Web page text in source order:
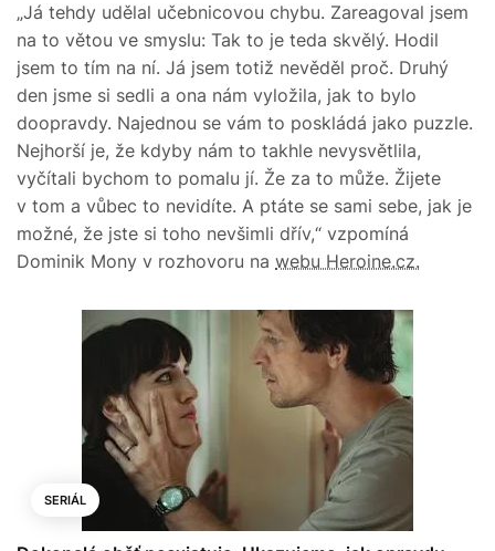
„Já tehdy udělal učebnicovou chybu. Zareagoval jsem
na to větou ve smyslu: Tak to je teda skvělý. Hodil
jsem to tím na ní. Já jsem totiž nevěděl proč. Druhý
den jsme si sedli a ona nám vyložila, jak to bylo
doopravdy. Najednou se vám to poskládá jako puzzle.
Nejhorší je, že kdyby nám to takhle nevysvětlila,
vyčítali bychom to pomalu jí. Že za to může. Žijete
v tom a vůbec to nevidíte. A ptáte se sami sebe, jak je
možné, že jste si toho nevšimli dřív,“ vzpomíná
Dominik Mony v rozhovoru na webu Heroine.cz.
SERIÁL